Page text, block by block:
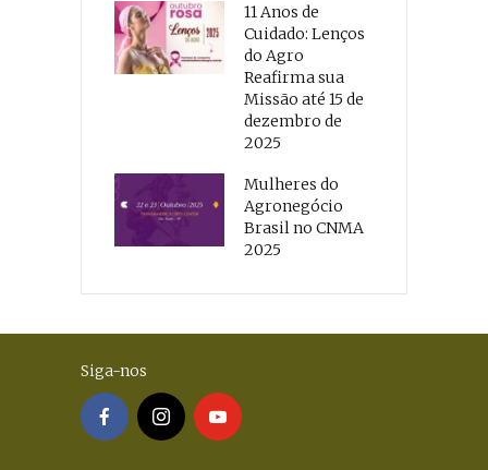
11 Anos de
Cuidado: Lenços
do Agro
Reafirma sua
Missão até 15 de
dezembro de
2025
Mulheres do
Agronegócio
Brasil no CNMA
2025
Siga-nos